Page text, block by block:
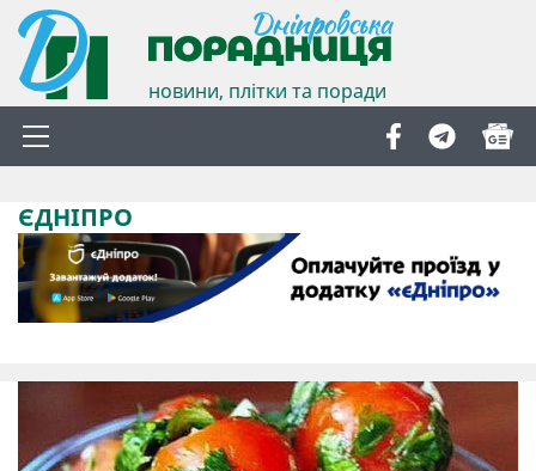
новини, плітки та поради
ЄДНІПРО